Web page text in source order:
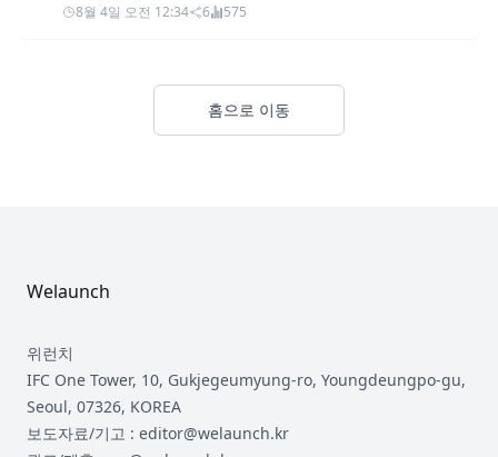
8월 4일 오전 12:34 6 575
홈으로 이동
Welaunch
위런치
IFC One Tower, 10, Gukjegeumyung-ro, Youngdeungpo-gu,
Seoul, 07326, KOREA
보도자료/기고 : editor@welaunch.kr